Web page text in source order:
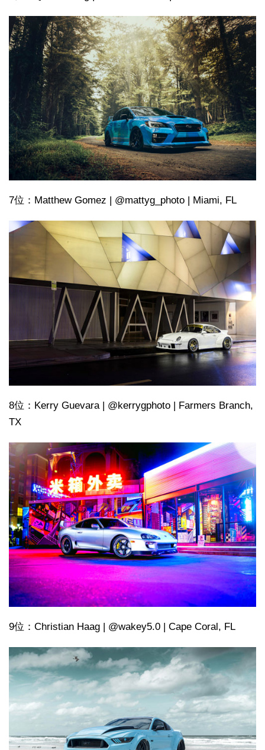
7位：Matthew Gomez | @mattyg_photo | Miami, FL
8位：Kerry Guevara | @kerrygphoto | Farmers Branch,
TX
9位：Christian Haag | @wakey5.0 | Cape Coral, FL